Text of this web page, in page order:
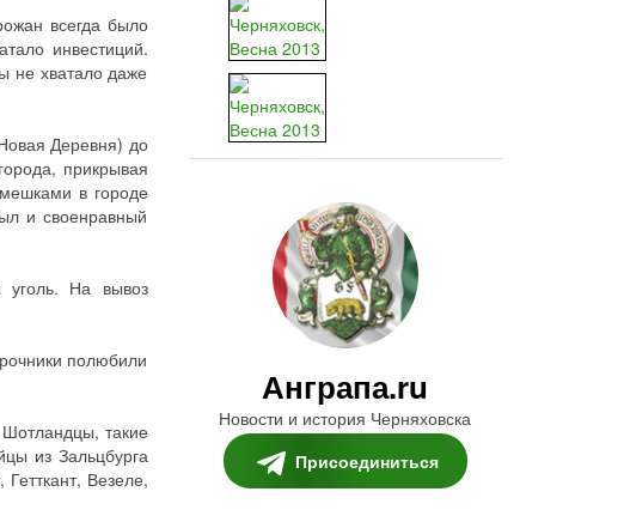
всегда было
инвестиций.
не хватало даже
Деревня) до
прикрывая
в городе
и своенравный
уголь. На вывоз
полюбили
Шотландцы, такие
из Зальцбурга
Везеле,
Анграпа.ru
Новости и история Черняховска
Присоединиться